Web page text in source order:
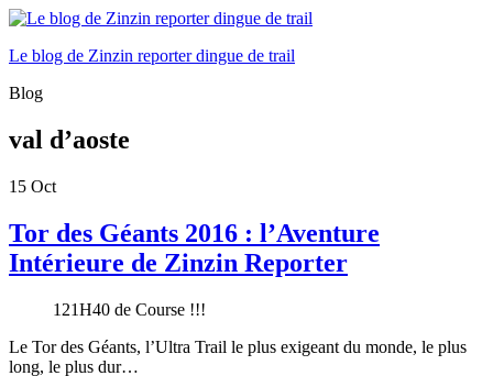
Le blog de Zinzin reporter dingue de trail
Blog
val d’aoste
15 Oct
Tor des Géants 2016 : l’Aventure
Intérieure de Zinzin Reporter
121H40 de Course !!!
Le Tor des Géants, l’Ultra Trail le plus exigeant du monde, le plus
long, le plus dur…